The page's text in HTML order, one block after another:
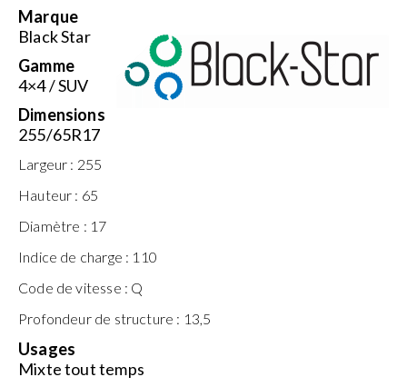
Marque
Black Star
Gamme
4×4 / SUV
Dimensions
255/65R17
Largeur : 255
Hauteur : 65
Diamètre : 17
Indice de charge : 110
Code de vitesse : Q
Profondeur de structure : 13,5
Usages
Mixte tout temps